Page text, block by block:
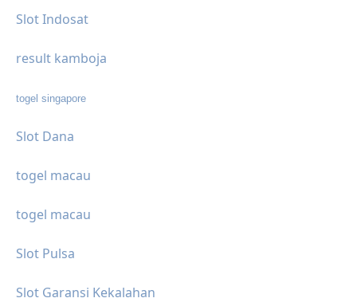
Slot Indosat
result kamboja
togel singapore
Slot Dana
togel macau
togel macau
Slot Pulsa
Slot Garansi Kekalahan